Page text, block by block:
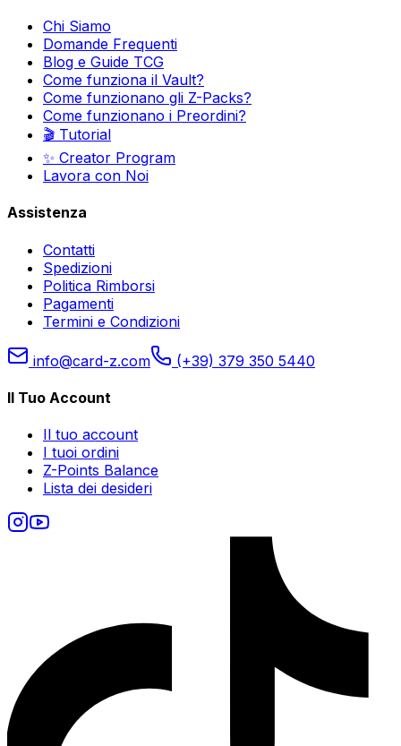
Chi Siamo
Domande Frequenti
Blog e Guide TCG
Come funziona il Vault?
Come funzionano gli Z-Packs?
Come funzionano i Preordini?
🎬 Tutorial
✨ Creator Program
Lavora con Noi
Assistenza
Contatti
Spedizioni
Politica Rimborsi
Pagamenti
Termini e Condizioni
info@card-z.com (+39) 379 350 5440
Il Tuo Account
Il tuo account
I tuoi ordini
Z-Points Balance
Lista dei desideri